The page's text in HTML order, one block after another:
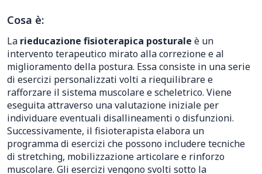
Cosa è:
La rieducazione fisioterapica posturale è un
intervento terapeutico mirato alla correzione e al
miglioramento della postura. Essa consiste in una serie
di esercizi personalizzati volti a riequilibrare e
rafforzare il sistema muscolare e scheletrico. Viene
eseguita attraverso una valutazione iniziale per
individuare eventuali disallineamenti o disfunzioni.
Successivamente, il fisioterapista elabora un
programma di esercizi che possono includere tecniche
di stretching, mobilizzazione articolare e rinforzo
muscolare. Gli esercizi vengono svolti sotto la